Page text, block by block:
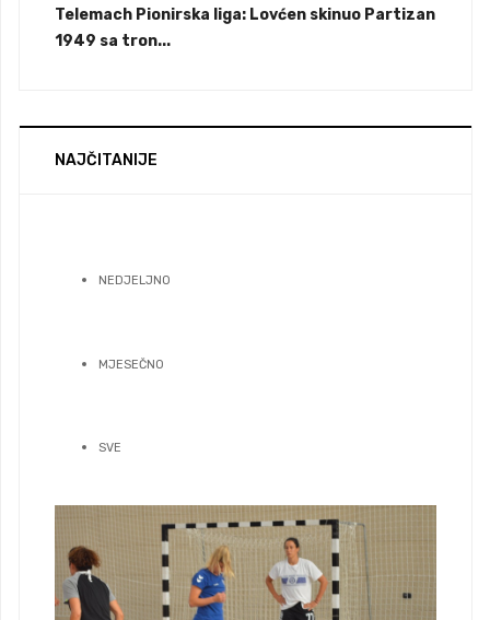
Telemach Pionirska liga: Lovćen skinuo Partizan
1949 sa tron...
NAJČITANIJE
NEDJELJNO
MJESEČNO
SVE